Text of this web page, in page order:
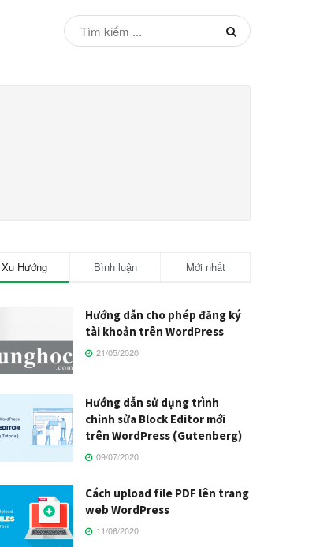
Xu Hướng Bình luận Mới nhất
Hướng dẫn cho phép đăng ký
tài khoản trên WordPress
21/05/2020
Hướng dẫn sử dụng trình
chỉnh sửa Block Editor mới
trên WordPress (Gutenberg)
09/07/2020
Cách upload file PDF lên trang
web WordPress
11/06/2020